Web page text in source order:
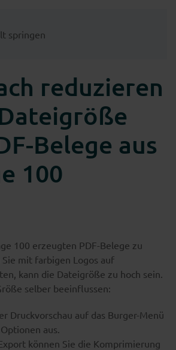
springen
reduzieren
Belege aus
100
100 erzeugten PDF-Belege zu
Sie mit farbigen Logos auf
kann die Dateigröße zu hoch sein.
selber beeinflussen:
Druckvorschau auf das Burger-Menü
aus.
können Sie die Komprimierung